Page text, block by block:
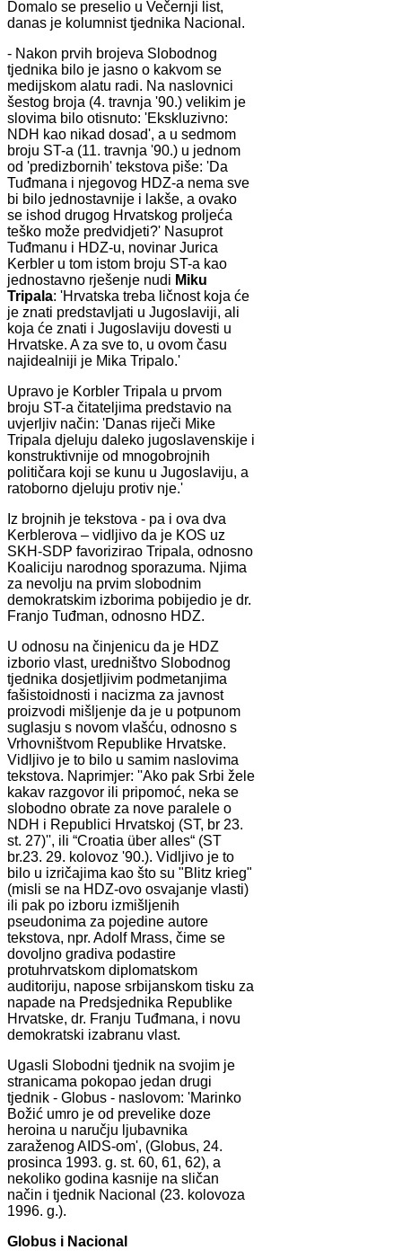
Domalo se preselio u Večernji list,
danas je kolumnist tjednika Nacional.
- Nakon prvih brojeva Slobodnog
tjednika bilo je jasno o kakvom se
medijskom alatu radi. Na naslovnici
šestog broja (4. travnja '90.) velikim je
slovima bilo otisnuto: 'Ekskluzivno:
NDH kao nikad dosad', a u sedmom
broju ST-a (11. travnja '90.) u jednom
od 'predizbornih' tekstova piše: 'Da
Tuđmana i njegovog HDZ-a nema sve
bi bilo jednostavnije i lakše, a ovako
se ishod drugog Hrvatskog proljeća
teško može predvidjeti?' Nasuprot
Tuđmanu i HDZ-u, novinar Jurica
Kerbler u tom istom broju ST-a kao
jednostavno rješenje nudi Miku
Tripala: 'Hrvatska treba ličnost koja će
je znati predstavljati u Jugoslaviji, ali
koja će znati i Jugoslaviju dovesti u
Hrvatske. A za sve to, u ovom času
najidealniji je Mika Tripalo.'
Upravo je Korbler Tripala u prvom
broju ST-a čitateljima predstavio na
uvjerljiv način: 'Danas riječi Mike
Tripala djeluju daleko jugoslavenskije i
konstruktivnije od mnogobrojnih
političara koji se kunu u Jugoslaviju, a
ratoborno djeluju protiv nje.'
Iz brojnih je tekstova - pa i ova dva
Kerblerova – vidljivo da je KOS uz
SKH-SDP favorizirao Tripala, odnosno
Koaliciju narodnog sporazuma. Njima
za nevolju na prvim slobodnim
demokratskim izborima pobijedio je dr.
Franjo Tuđman, odnosno HDZ.
U odnosu na činjenicu da je HDZ
izborio vlast, uredništvo Slobodnog
tjednika dosjetljivim podmetanjima
fašistoidnosti i nacizma za javnost
proizvodi mišljenje da je u potpunom
suglasju s novom vlašću, odnosno s
Vrhovništvom Republike Hrvatske.
Vidljivo je to bilo u samim naslovima
tekstova. Naprimjer: ''Ako pak Srbi žele
kakav razgovor ili pripomoć, neka se
slobodno obrate za nove paralele o
NDH i Republici Hrvatskoj (ST, br 23.
st. 27)'', ili “Croatia über alles“ (ST
br.23. 29. kolovoz '90.). Vidljivo je to
bilo u izričajima kao što su "Blitz krieg"
(misli se na HDZ-ovo osvajanje vlasti)
ili pak po izboru izmišljenih
pseudonima za pojedine autore
tekstova, npr. Adolf Mrass, čime se
dovoljno gradiva podastire
protuhrvatskom diplomatskom
auditoriju, napose srbijanskom tisku za
napade na Predsjednika Republike
Hrvatske, dr. Franju Tuđmana, i novu
demokratski izabranu vlast.
Ugasli Slobodni tjednik na svojim je
stranicama pokopao jedan drugi
tjednik - Globus - naslovom: 'Marinko
Božić umro je od prevelike doze
heroina u naručju ljubavnika
zaraženog AIDS-om', (Globus, 24.
prosinca 1993. g. st. 60, 61, 62), a
nekoliko godina kasnije na sličan
način i tjednik Nacional (23. kolovoza
1996. g.).
Globus i Nacional